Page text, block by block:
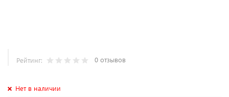
Рейтинг: 0 отзывов
Нет в наличии